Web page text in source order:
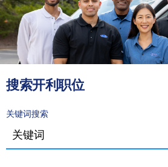
搜索开利职位
关键词搜索